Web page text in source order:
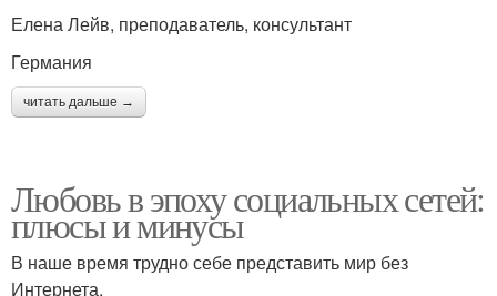
Елена Лейв, преподаватель, консультант
Германия
читать дальше →
Любовь в эпоху социальных сетей:
плюсы и минусы
В наше время трудно себе представить мир без
Интернета.